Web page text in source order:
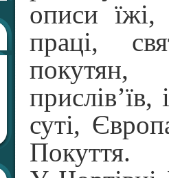
описи їжі,
праці,
покутян,
прислів’їв,
суті,
Покуття.